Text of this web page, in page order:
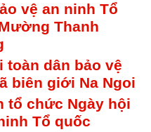
vệ an ninh Tổ
Thanh
toàn dân bảo vệ
biên giới Na Ngoi
tổ chức Ngày hội
Tổ quốc